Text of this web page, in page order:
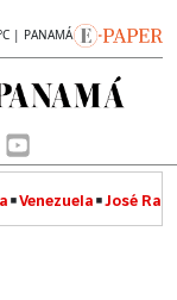
| PANAMÁ
Venezuela José